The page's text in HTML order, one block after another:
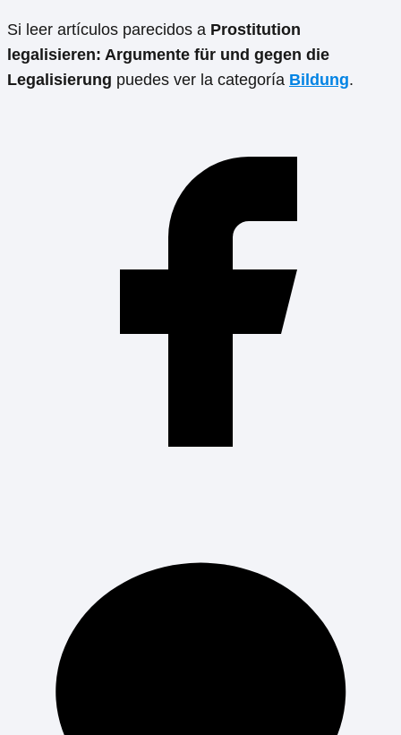
Si leer artículos parecidos a Prostitution
legalisieren: Argumente für und gegen die
Legalisierung puedes ver la categoría Bildung.